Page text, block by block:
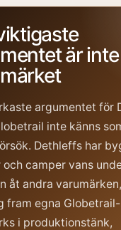
är
argumentet för
inte känns
Dethleffs har
camper vans
åt andra
fram egna
i produktionstänk,